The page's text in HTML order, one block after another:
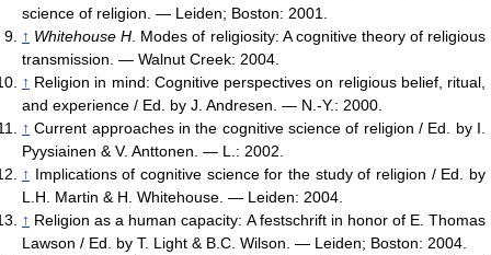
science of religion. — Leiden; Boston: 2001.
↑ Whitehouse H . Modes of religiosity: A cognitive theory of religious
transmission. — Walnut Creek: 2004.
↑ Religion in mind: Cognitive perspectives on religious belief, ritual,
and experience / Ed. by J. Andresen. — N.-Y.: 2000.
↑ Current approaches in the cognitive science of religion / Ed. by I.
Pyysiainen & V. Anttonen. — L.: 2002.
↑ Implications of cognitive science for the study of religion / Ed. by
L.H. Martin & H. Whitehouse. — Leiden: 2004.
↑ Religion as a human capacity: A festschrift in honor of E. Thomas
Lawson / Ed. by T. Light & B.C. Wilson. — Leiden; Boston: 2004.